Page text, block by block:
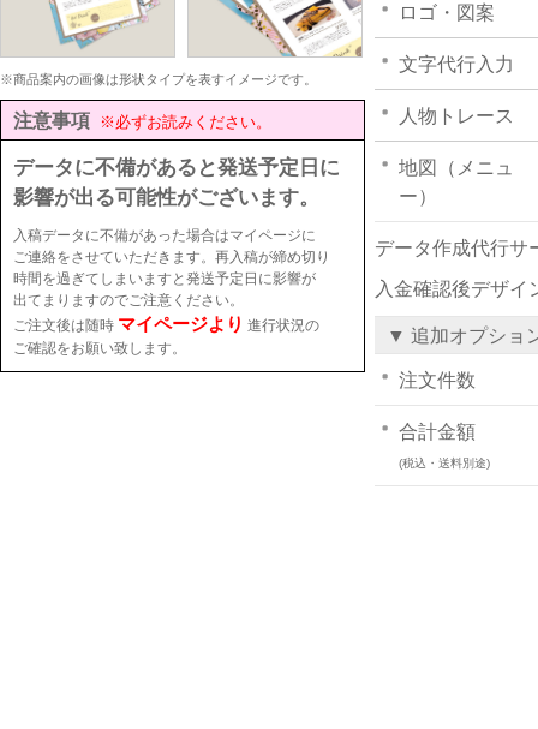
※商品案内の画像は形状タイプを表すイメージです。
注意事項 ※必ずお読みください。
データに不備があると発送予定日に
影響が出る可能性がございます。
入稿データに不備があった場合はマイページに
ご連絡をさせていただきます。再入稿が締め切り
時間を過ぎてしまいますと発送予定日に影響が
出てまりますのでご注意ください。
ご注文後は随時 マイページより 進行状況の
ご確認をお願い致します。
ロゴ・図案
文字代行入力
人物トレース
地図（メニュ
ー）
データ作成代行サ
入金確認後デザイ
▼ 追加オプショ
注文件数
合計金額
(税込・送料別途)